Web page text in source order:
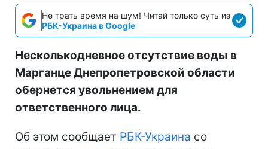
Не трать время на шум! Читай только суть из
РБК-Украина в Google
Несколькодневное отсутствие воды в
Марганце Днепропетровской области
обернется увольнением для
ответственного лица.
Об этом сообщает РБК-Украина со